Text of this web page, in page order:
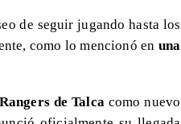
de seguir jugando hasta los
como lo mencionó en una
Rangers de Talca como nuevo